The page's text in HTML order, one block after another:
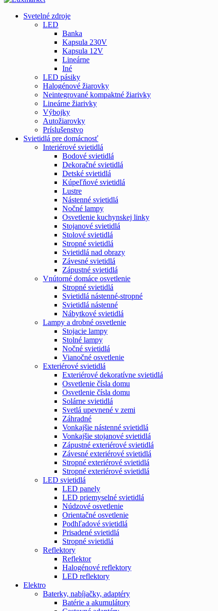
Svetelné zdroje
LED
Banka
Kapsula 230V
Kapsula 12V
Lineárne
Iné
LED pásiky
Halogénové žiarovky
Neintegrované kompaktné žiarivky
Lineárne žiarivky
Výbojky
Autožiarovky
Príslušenstvo
Svietidlá pre domácnosť
Interiérové svietidlá
Bodové svietidlá
Dekoračné svietidlá
Detské svietidlá
Kúpeľňové svietidlá
Lustre
Nástenné svietidlá
Nočné lampy
Osvetlenie kuchynskej linky
Stojanové svietidlá
Stolové svietidlá
Stropné svietidlá
Svietidlá nad obrazy
Závesné svietidlá
Zápustné svietidlá
Vnútorné domáce osvetlenie
Stropné svietidlá
Svietidlá nástenné-stropné
Svietidlá nástenné
Nábytkové svietidlá
Lampy a drobné osvetlenie
Stojacie lampy
Stolné lampy
Nočné svietidlá
Vianočné osvetlenie
Exteriérové svietidlá
Exteriérové dekoratívne svietidlá
Osvetlenie čísla domu
Osvetlenie čísla domu
Solárne svietidlá
Svetlá upevnené v zemi
Záhradné
Vonkajšie nástenné svietidlá
Vonkajšie stojanové svietidlá
Zápustné exteriérové svietidlá
Závesné exteriérové svietidlá
Stropné exteriérové svietidlá
Stropné exteriérové svietidlá
LED svietidlá
LED panely
LED priemyselné svietidlá
Núdzové osvetlenie
Orientačné osvetlenie
Podhľadové svietidlá
Prisadené svietidlá
Stropné svietidlá
Reflektory
Reflektor
Halogénové reflektory
LED reflektory
Elektro
Baterky, nabíjačky, adaptéry
Batérie a akumulátory